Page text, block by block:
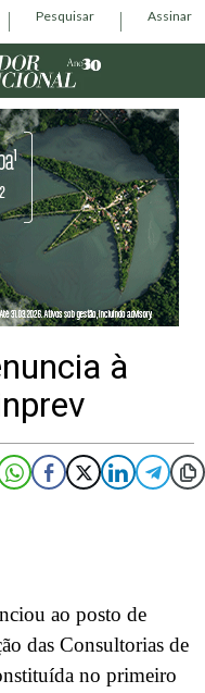
Pesquisar Assinar
à
ao posto de
das Consultorias de
no primeiro